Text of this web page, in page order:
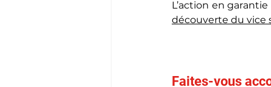
L’action en
découverte du vice
Faites-vous